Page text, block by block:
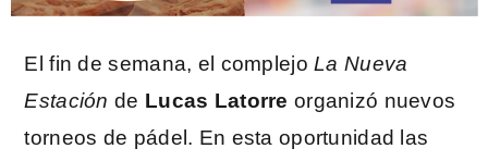
El fin de semana, el complejoLa Nueva
Estación de Lucas Latorre organizó nuevos
torneos de pádel. En esta oportunidad las